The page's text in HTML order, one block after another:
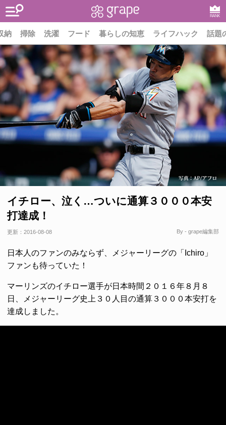
RANK
納 掃除 洗濯 フード 暮らしの知恵 ライフハック 話題
イチロー、泣く…ついに通算３０００本安
打達成！
更新： 2016-08-08 By - grape編集部
日本人のファンのみならず、メジャーリーグの「Ichiro」
ファンも待っていた！
マーリンズのイチロー選手が日本時間２０１６年８月８
日、メジャーリーグ史上３０人目の通算３０００本安打を
達成しました。